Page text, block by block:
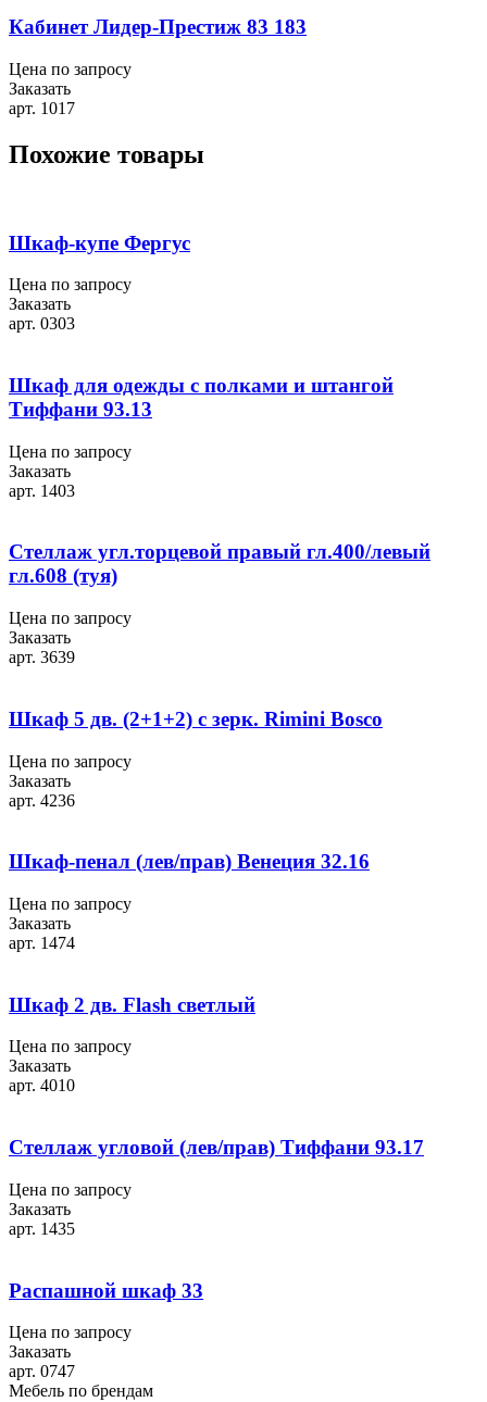
Кабинет Лидер-Престиж 83 183
Цена по запросу
Заказать
арт. 1017
Похожие товары
Шкаф-купе Фергус
Цена по запросу
Заказать
арт. 0303
Шкаф для одежды с полками и штангой
Тиффани 93.13
Цена по запросу
Заказать
арт. 1403
Стеллаж угл.торцевой правый гл.400/левый
гл.608 (туя)
Цена по запросу
Заказать
арт. 3639
Шкаф 5 дв. (2+1+2) с зерк. Rimini Bosco
Цена по запросу
Заказать
арт. 4236
Шкаф-пенал (лев/прав) Венеция 32.16
Цена по запросу
Заказать
арт. 1474
Шкаф 2 дв. Flash светлый
Цена по запросу
Заказать
арт. 4010
Стеллаж угловой (лев/прав) Тиффани 93.17
Цена по запросу
Заказать
арт. 1435
Распашной шкаф 33
Цена по запросу
Заказать
арт. 0747
Мебель по брендам